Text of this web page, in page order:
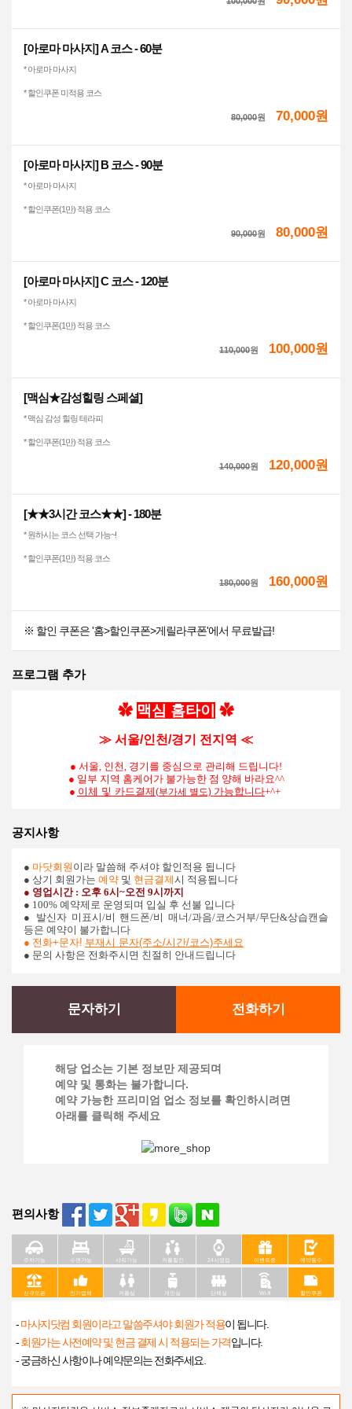
[아로마 마사지] A 코스 - 60분
* 아로마 마사지
* 할인쿠폰 미적용 코스
80,000원 70,000원
[아로마 마사지] B 코스 - 90분
* 아로마 마사지
* 할인쿠폰(1만) 적용 코스
90,000원 80,000원
[아로마 마사지] C 코스 - 120분
* 아로마 마사지
* 할인쿠폰(1만) 적용 코스
110,000원 100,000원
[맥심★감성힐링 스페셜]
* 맥심 감성 힐링 테라피
* 할인쿠폰(1만) 적용 코스
140,000원 120,000원
[★★3시간 코스★★] - 180분
* 원하시는 코스 선택 가능~!
* 할인쿠폰(1만) 적용 코스
180,000원 160,000원
※ 할인 쿠폰은 '홈>할인쿠폰>게릴라쿠폰'에서 무료발급!
프로그램 추가
✿ 맥심 홈타이 ✿
≫ 서울/인천/경기 전지역 ≪
● 서울, 인천, 경기를 중심으로 관리해 드립니다!
● 일부 지역 홈케어가 불가능한 점 양해 바라요^^
● 이체 및 카드결제(부가세 별도) 가능합니다+^+
공지사항
● 마닷회원 이라 말씀해 주셔야 할인적용 됩니다
● 상기 회원가는 예약 및 현금결제시 적용됩니다
● 영업시간 : 오후 6시~오전 9시까지
● 100% 예약제로 운영되며 입실 후 선불 입니다
● 발신자 미표시/비 핸드폰/비 매너/과음/코스거부/무단&상습캔슬
등은 예약이 불가합니다
● 전화+문자! 부재시 문자(주소/시간/코스)주세요
● 문의 사항은 전화주시면 친절히 안내드립니다
문자하기 전화하기
해당 업소는 기본 정보만 제공되며
예약 및 통화는 불가합니다.
예약 가능한 프리미엄 업소 정보를 확인하시려면
아래를 클릭해 주세요
편의사항
주차가능 수면가능 샤워가능 커플할인 24시영업 이벤트중 예약필수
신규오픈 인기업체 커플실 개인실 단체실 Wi-fi 할인쿠폰
-마사지닷컴 회원이라고 말씀주셔야 회원가 적용이 됩니다.
-회원가는 사전예약 및 현금 결제 시 적용되는 가격입니다.
- 궁금하신 사항이나 예약문의는 전화주세요.